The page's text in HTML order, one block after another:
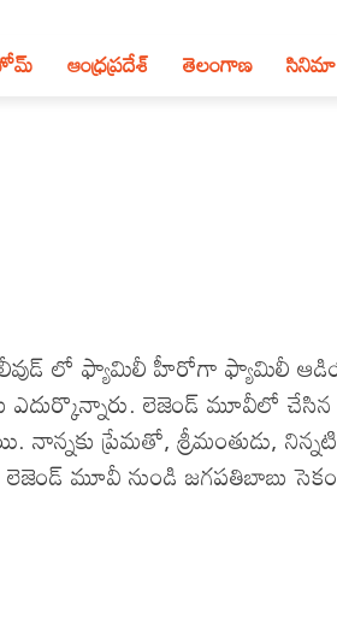
ఆంధ్ర‌ప్ర‌దేశ్‌ తెలంగాణ‌ సినిమా
లో ఫ్యామిలీ హీరోగా ఫ్యామిలీ
ఎదుర్కొన్నారు. లెజెండ్ మూవీలో
ప్రేమతో, శ్రీమంతుడు, నిన్నటి
మూవీ నుండి జగపతిబాబు